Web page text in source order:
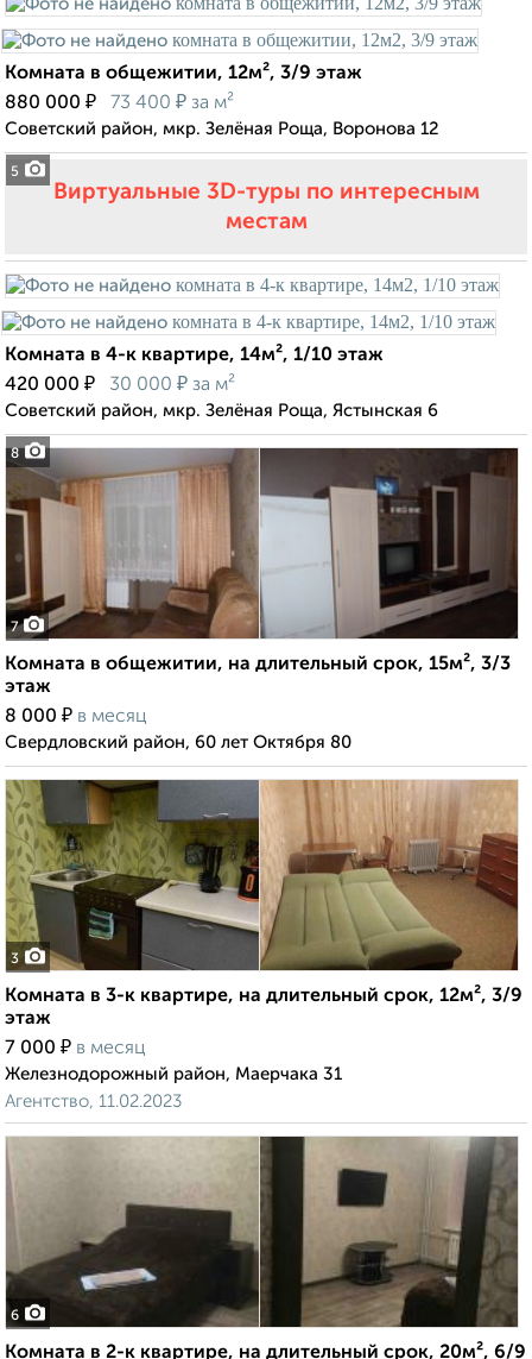
5
Комната в общежитии, 12м², 3/9 этаж
880 000 ₽ 73 400 ₽ за м²
Советский район, мкр. Зелёная Роща, Воронова 12
Виртуальные 3D-туры по интересным
местам
8
Комната в 4-к квартире, 14м², 1/10 этаж
420 000 ₽ 30 000 ₽ за м²
Советский район, мкр. Зелёная Роща, Ястынская 6
7
Комната в общежитии, на длительный срок, 15м², 3/3
этаж
8 000 ₽ в месяц
Свердловский район, 60 лет Октября 80
3
Комната в 3-к квартире, на длительный срок, 12м², 3/9
этаж
7 000 ₽ в месяц
Железнодорожный район, Маерчака 31
Агентство, 11.02.2023
6
Комната в 2-к квартире, на длительный срок, 20м², 6/9